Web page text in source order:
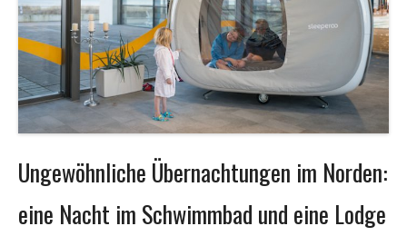
Ungewöhnliche Übernachtungen im Norden:
eine Nacht im Schwimmbad und eine Lodge